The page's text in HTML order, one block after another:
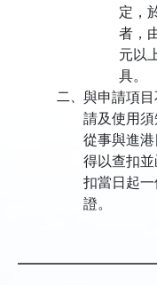
定，
者，
元以
具。
二、 與申請項
請及使用須
從事與進
得以查扣
扣當日起
證。